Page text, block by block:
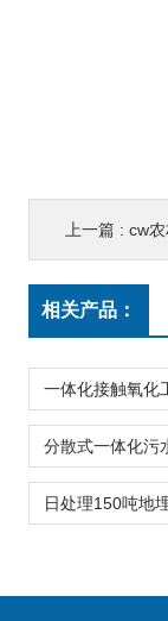
上一篇 : cw
相关产品：